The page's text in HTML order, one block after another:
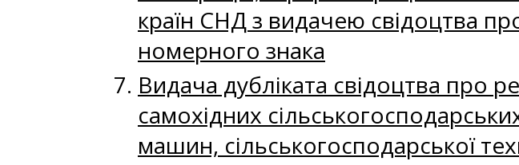
країн СНД з видачею свідоцтва
номерного знака
Видача дубліката свідоцтва про
самохідних
машин, сільськогосподарської